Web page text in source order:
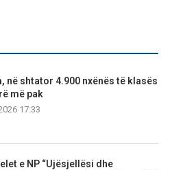
në shtator 4.900 nxënës të klasës
më pak
17:33
e NP “Ujësjellësi dhe